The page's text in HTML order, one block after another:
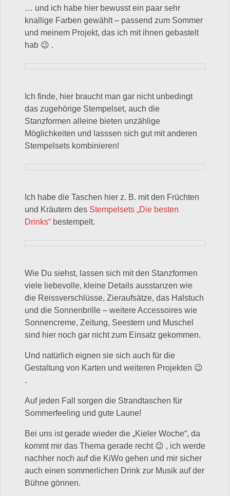
… und ich habe hier bewusst ein paar sehr
knallige Farben gewählt – passend zum Sommer
und meinem Projekt, das ich mit ihnen gebastelt
hab 😉 .
Ich finde, hier braucht man gar nicht unbedingt
das zugehörige Stempelset, auch die
Stanzformen alleine bieten unzählige
Möglichkeiten und lasssen sich gut mit anderen
Stempelsets kombinieren!
Ich habe die Taschen hier z. B. mit den Früchten
und Kräutern des Stempelsets „Die besten
Drinks“ bestempelt.
Wie Du siehst, lassen sich mit den Stanzformen
viele liebevolle, kleine Details ausstanzen wie
die Reissverschlüsse, Zieraufsätze, das Halstuch
und die Sonnenbrille – weitere Accessoires wie
Sonnencreme, Zeitung, Seestern und Muschel
sind hier noch gar nicht zum Einsatz gekommen.
Und natürlich eignen sie sich auch für die
Gestaltung von Karten und weiteren Projekten 😉
.
Auf jeden Fall sorgen die Strandtaschen für
Sommerfeeling und gute Laune!
Bei uns ist gerade wieder die „Kieler Woche“, da
kommt mir das Thema gerade recht 😉 , ich werde
nachher noch auf die KiWo gehen und mir sicher
auch einen sommerlichen Drink zur Musik auf der
Bühne gönnen.